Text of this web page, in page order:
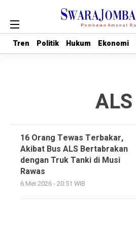
Tren Politik Hukum Ekonomi
Tren Politik Hukum Ekonomi
ALS
16 Orang Tewas Terbakar,
Akibat Bus ALS Bertabrakan
dengan Truk Tanki di Musi
Rawas
6 Mei 2026 - 20:51 WIB